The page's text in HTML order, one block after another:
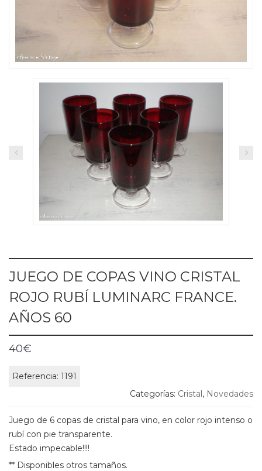
JUEGO DE COPAS VINO CRISTAL
ROJO RUBÍ LUMINARC FRANCE.
AÑOS 60
40€
Referencia: 1191
Categorías: Cristal, Novedades
Juego de 6 copas de cristal para vino, en color rojo intenso o
rubí con pie transparente.
Estado impecable!!!!
** Disponibles otros tamaños.